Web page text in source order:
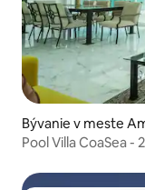
Bývanie v meste
Pool Villa CoaSea -